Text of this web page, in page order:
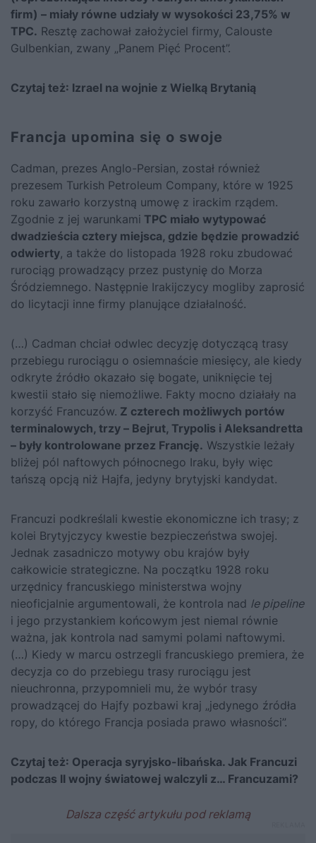
firm) – miały równe udziały w wysokości 23,75% w
TPC. Resztę zachował założyciel firmy, Calouste
Gulbenkian, zwany „Panem Pięć Procent”.
Czytaj też: Izrael na wojnie z Wielką Brytanią
Francja upomina się o swoje
Cadman, prezes Anglo-Persian, został również
prezesem Turkish Petroleum Company, które w 1925
roku zawarło korzystną umowę z irackim rządem.
Zgodnie z jej warunkami TPC miało wytypować
dwadzieścia cztery miejsca, gdzie będzie prowadzić
odwierty, a także do listopada 1928 roku zbudować
rurociąg prowadzący przez pustynię do Morza
Śródziemnego. Następnie Irakijczycy mogliby zaprosić
do licytacji inne firmy planujące działalność.
(…) Cadman chciał odwlec decyzję dotyczącą trasy
przebiegu rurociągu o osiemnaście miesięcy, ale kiedy
odkryte źródło okazało się bogate, uniknięcie tej
kwestii stało się niemożliwe. Fakty mocno działały na
korzyść Francuzów. Z czterech możliwych portów
terminalowych, trzy – Bejrut, Trypolis i Aleksandretta
– były kontrolowane przez Francję. Wszystkie leżały
bliżej pól naftowych północnego Iraku, były więc
tańszą opcją niż Hajfa, jedyny brytyjski kandydat.
Francuzi podkreślali kwestie ekonomiczne ich trasy; z
kolei Brytyjczycy kwestie bezpieczeństwa swojej.
Jednak zasadniczo motywy obu krajów były
całkowicie strategiczne. Na początku 1928 roku
urzędnicy francuskiego ministerstwa wojny
nieoficjalnie argumentowali, że kontrola nad le pipeline
i jego przystankiem końcowym jest niemal równie
ważna, jak kontrola nad samymi polami naftowymi.
(…) Kiedy w marcu ostrzegli francuskiego premiera, że
decyzja co do przebiegu trasy rurociągu jest
nieuchronna, przypomnieli mu, że wybór trasy
prowadzącej do Hajfy pozbawi kraj „jedynego źródła
ropy, do którego Francja posiada prawo własności”.
Czytaj też: Operacja syryjsko-libańska. Jak Francuzi
podczas II wojny światowej walczyli z… Francuzami?